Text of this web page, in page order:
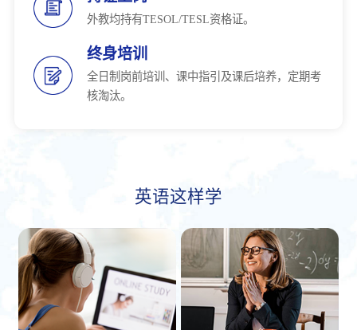
外教均持有TESOL/TESL资格证。
终身培训
全日制岗前培训、课中指引及课后培养，定期考
核淘汰。
英语这样学